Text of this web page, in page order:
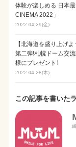
体験が楽しめる 日本
CINEMA 2022」
2022.04.29(金)
【北海道を盛り上げ
第二弾!札幌ドーム交
様にプレゼント!
2022.04.28(木)
この記事を書いた